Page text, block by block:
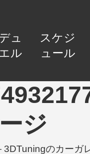
ュ
ル
スケジ
ュール
ジ
のカーガ